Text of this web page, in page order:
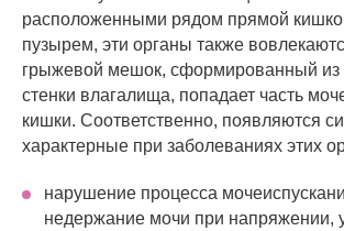
расположенными рядом прямой
пузырем, эти органы также
грыжевой мешок, сформированный из
стенки влагалища, попадает часть
кишки. Соответственно, появляются
характерные при заболеваниях этих
нарушение процесса
недержание мочи при напряжении,